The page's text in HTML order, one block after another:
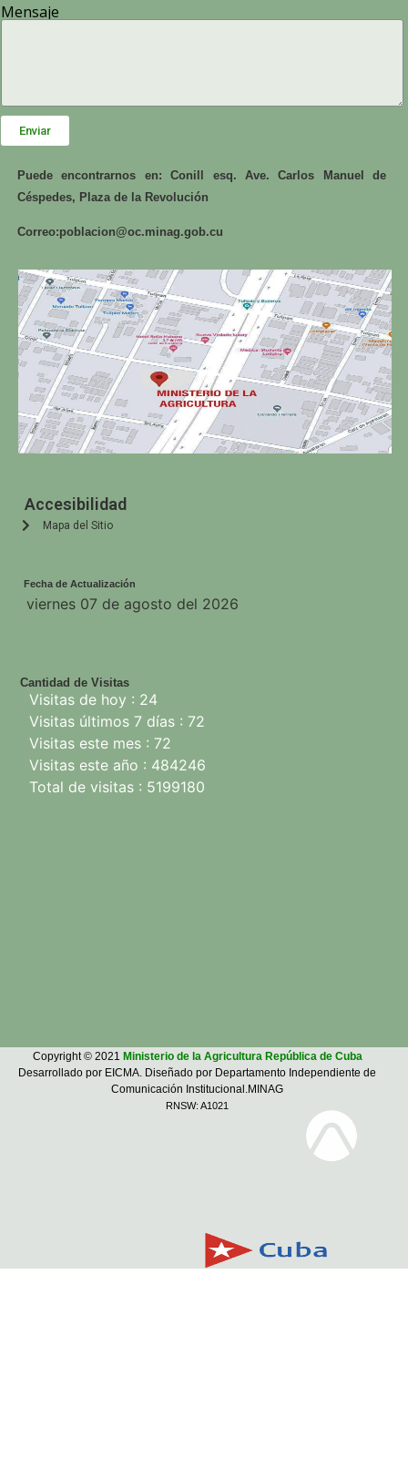
Mensaje
Enviar
Puede encontrarnos en: Conill esq. Ave. Carlos Manuel de
Céspedes, Plaza de la Revolución
Correo:poblacion@oc.minag.gob.cu
Accesibilidad
Mapa del Sitio
Fecha de Actualización
Cantidad de Visitas
Visitas de hoy : 24
Visitas últimos 7 días : 72
Visitas este mes : 72
Visitas este año : 484246
Total de visitas : 5199180
viernes 07 de agosto del 2026
Copyright © 2021 Ministerio de la Agricultura República de Cuba
Desarrollado por EICMA. Diseñado por Departamento Independiente de
Comunicación Institucional.MINAG
RNSW: A1021